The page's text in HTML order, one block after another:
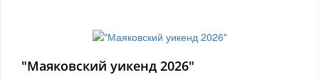
"Маяковский уикенд 2026"